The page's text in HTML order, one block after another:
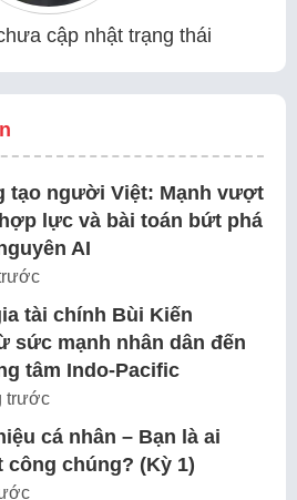
cập nhật trạng thái
tạo người Việt: Mạnh vượt
lực và bài toán bứt phá
AI
tài chính Bùi Kiến
sức mạnh nhân dân đến
tâm Indo-Pacific
trước
cá nhân – Bạn là ai
công chúng? (Kỳ 1)